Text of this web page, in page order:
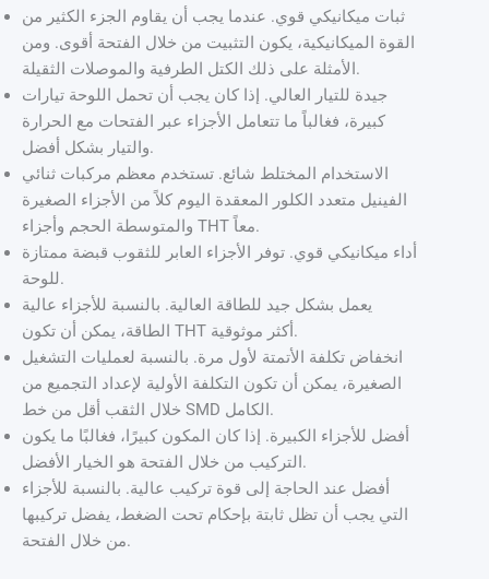
ثبات ميكانيكي قوي. عندما يجب أن يقاوم الجزء الكثير من
القوة الميكانيكية، يكون التثبيت من خلال الفتحة أقوى. ومن
الأمثلة على ذلك الكتل الطرفية والموصلات الثقيلة.
جيدة للتيار العالي. إذا كان يجب أن تحمل اللوحة تيارات
كبيرة، فغالباً ما تتعامل الأجزاء عبر الفتحات مع الحرارة
والتيار بشكل أفضل.
الاستخدام المختلط شائع. تستخدم معظم مركبات ثنائي
الفينيل متعدد الكلور المعقدة اليوم كلاً من الأجزاء الصغيرة
والمتوسطة الحجم وأجزاء THT معاً.
أداء ميكانيكي قوي. توفر الأجزاء العابر للثقوب قبضة ممتازة
للوحة.
يعمل بشكل جيد للطاقة العالية. بالنسبة للأجزاء عالية
الطاقة، يمكن أن تكون THT أكثر موثوقية.
انخفاض تكلفة الأتمتة لأول مرة. بالنسبة لعمليات التشغيل
الصغيرة، يمكن أن تكون التكلفة الأولية لإعداد التجميع من
خلال الثقب أقل من خط SMD الكامل.
أفضل للأجزاء الكبيرة. إذا كان المكون كبيرًا، فغالبًا ما يكون
التركيب من خلال الفتحة هو الخيار الأفضل.
أفضل عند الحاجة إلى قوة تركيب عالية. بالنسبة للأجزاء
التي يجب أن تظل ثابتة بإحكام تحت الضغط، يفضل تركيبها
من خلال الفتحة.